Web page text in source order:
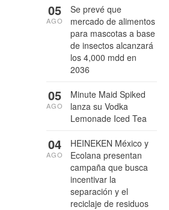
Se prevé que
mercado de alimentos
para mascotas a base
de insectos alcanzará
los 4,000 mdd en
2036
05
AGO
Minute Maid Spiked
lanza su Vodka
Lemonade Iced Tea
05
AGO
HEINEKEN México y
Ecolana presentan
campaña que busca
incentivar la
separación y el
reciclaje de residuos
04
AGO